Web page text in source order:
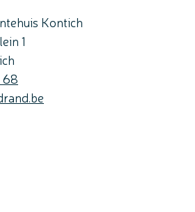
Kontich
1
68